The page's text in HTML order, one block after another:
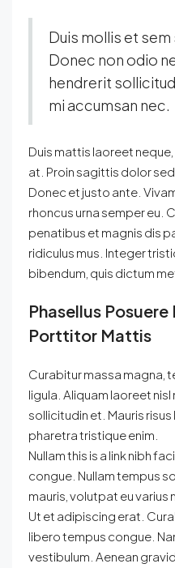
Duis mollis et
Donec non odio
hendrerit
mi accumsan nec.
Duis mattis laoreet
at. Proin sagittis dolor
Donec et justo ante.
rhoncus urna semper eu.
penatibus et magnis dis
ridiculus mus. Integer
bibendum, quis dictum
Phasellus Posuere
Porttitor Mattis
Curabitur massa magna,
ligula. Aliquam laoreet
sollicitudin et. Mauris
pharetra tristique enim.
Nullam this is a link nibh
congue. Nullam tempus
mauris, volutpat eu varius
Ut et adipiscing erat.
libero tempus congue.
vestibulum. Aenean